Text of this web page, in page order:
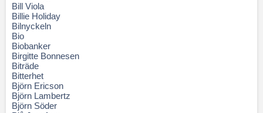
Bill Viola
Billie Holiday
Bilnyckeln
Bio
Biobanker
Birgitte Bonnesen
Biträde
Bitterhet
Björn Ericson
Björn Lambertz
Björn Söder